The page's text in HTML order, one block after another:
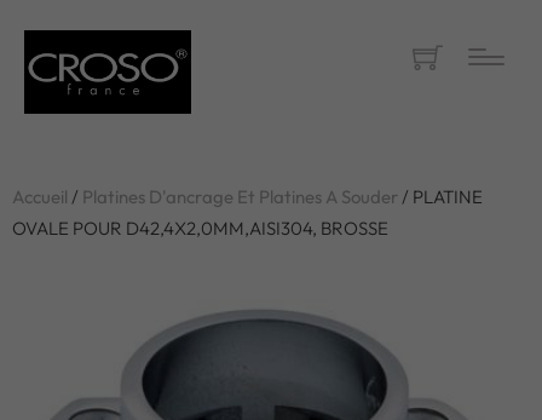
Accueil / Platines D'ancrage Et Platines A Souder/ PLATINE
OVALE POUR D42,4X2,0MM,AISI304, BROSSE